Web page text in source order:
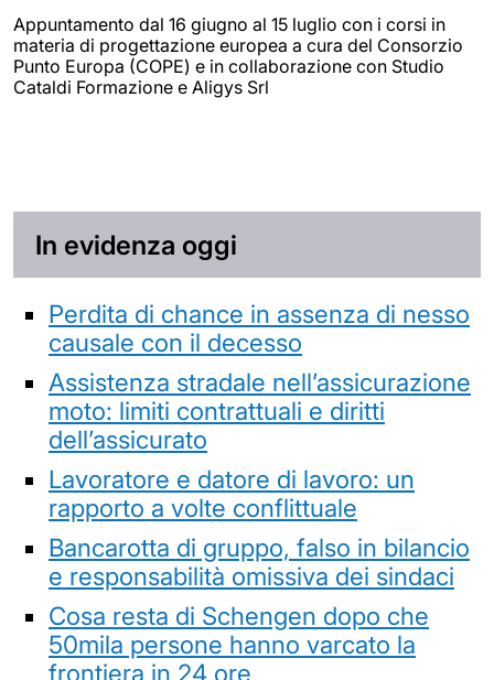
Appuntamento dal 16 giugno al 15 luglio con i corsi in
materia di progettazione europea a cura del Consorzio
Punto Europa (COPE) e in collaborazione con Studio
Cataldi Formazione e Aligys Srl
In evidenza oggi
Perdita di chance in assenza di nesso
causale con il decesso
Assistenza stradale nell’assicurazione
moto: limiti contrattuali e diritti
dell’assicurato
Lavoratore e datore di lavoro: un
rapporto a volte conflittuale
Bancarotta di gruppo, falso in bilancio
e responsabilità omissiva dei sindaci
Cosa resta di Schengen dopo che
50mila persone hanno varcato la
frontiera in 24 ore